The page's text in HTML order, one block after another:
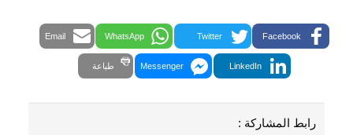
Facebook
Twitter
WhatsApp
Email
LinkedIn
Messenger طباعة
رابط المشاركة :